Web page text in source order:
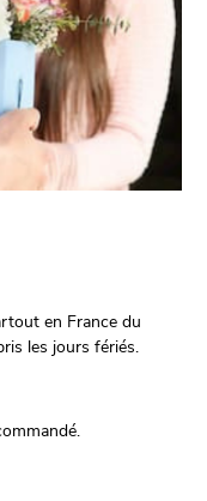
en France du
les jours fériés.